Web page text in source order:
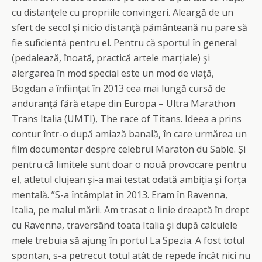
cu distanţele cu propriile convingeri. Aleargă de un
sfert de secol şi nicio distanţă pământeană nu pare să
fie suficientă pentru el. Pentru că sportul în general
(pedalează, înoată, practică artele marțiale) şi
alergarea în mod special este un mod de viaţă,
Bogdan a înfiinţat în 2013 cea mai lungă cursă de
anduranţă fără etape din Europa – Ultra Marathon
Trans Italia (UMTI), The race of Titans. Ideea a prins
contur într-o după amiază banală, în care urmărea un
film documentar despre celebrul Maraton du Sable. Și
pentru că limitele sunt doar o nouă provocare pentru
el, atletul clujean și-a mai testat odată ambiția și forța
mentală. ”S-a întâmplat în 2013. Eram în Ravenna,
Italia, pe malul mării. Am trasat o linie dreaptă în drept
cu Ravenna, traversând toata Italia şi după calculele
mele trebuia să ajung în portul La Spezia. A fost totul
spontan, s-a petrecut totul atât de repede încât nici nu